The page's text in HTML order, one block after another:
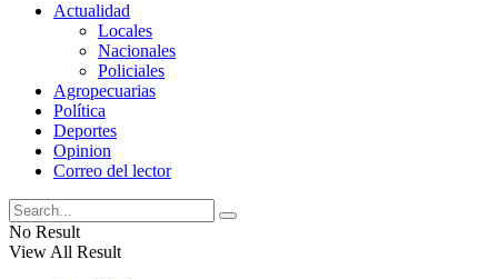
Actualidad
Locales
Nacionales
Policiales
Agropecuarias
Política
Deportes
Opinion
Correo del lector
No Result
View All Result